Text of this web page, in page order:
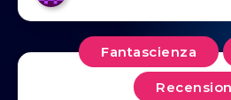
Fantascienza